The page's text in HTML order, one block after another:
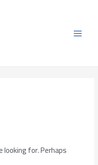
looking for. Perhaps